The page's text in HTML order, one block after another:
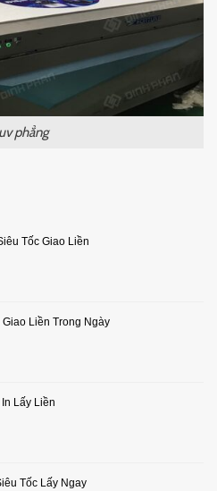
phẳng
Tốc Giao Liền
Giao Liền Trong Ngày
Lấy Liền
Tốc Lấy Ngay